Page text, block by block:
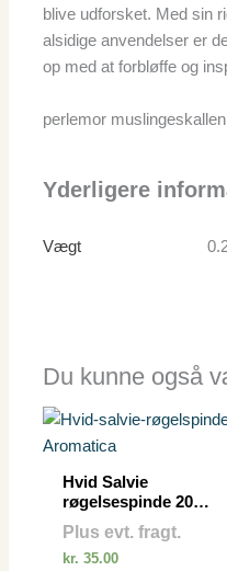
blive udforsket. Med sin
alsidige anvendelser er
op med at forbløffe og
perlemor
Yderligere
Vægt
Du kunne også
Hvid Salvie
røgelsespinde 20
stk. – Aromatica
Salvie
røgelsespinde
Plus evt. fragt.
kr. 35.00